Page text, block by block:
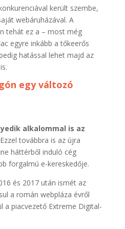
került szembe,
webáruházával. A
tehát ez a – most még
egyre inkább a tőkeerős
hatással lehet majd az
egy változó
alkalommal is az
továbbra is az újra
háttérből induló cég
forgalmú e-kereskedője.
és 2017 után ismét az
a román webpláza évről
a piacvezető Extreme Digital-